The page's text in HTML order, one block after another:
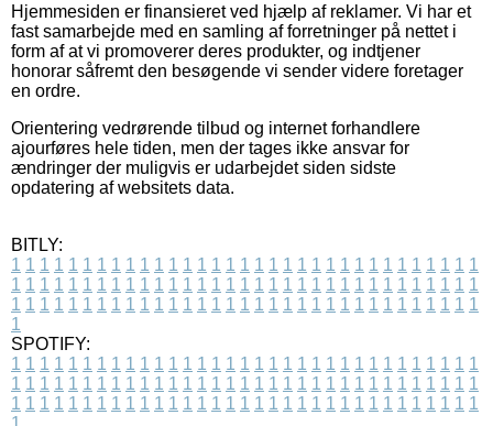
Hjemmesiden er finansieret ved hjælp af reklamer. Vi har et
fast samarbejde med en samling af forretninger på nettet i
form af at vi promoverer deres produkter, og indtjener
honorar såfremt den besøgende vi sender videre foretager
en ordre.
Orientering vedrørende tilbud og internet forhandlere
ajourføres hele tiden, men der tages ikke ansvar for
ændringer der muligvis er udarbejdet siden sidste
opdatering af websitets data.
BITLY:
1 1 1 1 1 1 1 1 1 1 1 1 1 1 1 1 1 1 1 1 1 1 1 1 1 1 1 1 1 1 1 1 1
1 1 1 1 1 1 1 1 1 1 1 1 1 1 1 1 1 1 1 1 1 1 1 1 1 1 1 1 1 1 1 1 1
1 1 1 1 1 1 1 1 1 1 1 1 1 1 1 1 1 1 1 1 1 1 1 1 1 1 1 1 1 1 1 1 1
1
SPOTIFY:
1 1 1 1 1 1 1 1 1 1 1 1 1 1 1 1 1 1 1 1 1 1 1 1 1 1 1 1 1 1 1 1 1
1 1 1 1 1 1 1 1 1 1 1 1 1 1 1 1 1 1 1 1 1 1 1 1 1 1 1 1 1 1 1 1 1
1 1 1 1 1 1 1 1 1 1 1 1 1 1 1 1 1 1 1 1 1 1 1 1 1 1 1 1 1 1 1 1 1